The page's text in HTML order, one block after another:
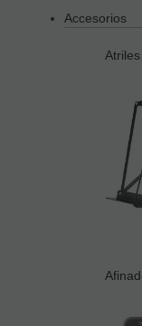
Accesorios
Atriles